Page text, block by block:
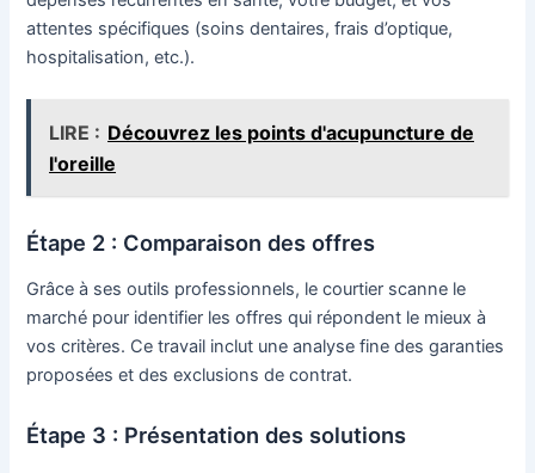
attentes spécifiques (soins dentaires, frais d’optique,
hospitalisation, etc.).
LIRE : Découvrez les points d'acupuncture de
l'oreille
Étape 2 : Comparaison des offres
Grâce à ses outils professionnels, le courtier scanne le
marché pour identifier les offres qui répondent le mieux à
vos critères. Ce travail inclut une analyse fine des garanties
proposées et des exclusions de contrat.
Étape 3 : Présentation des solutions